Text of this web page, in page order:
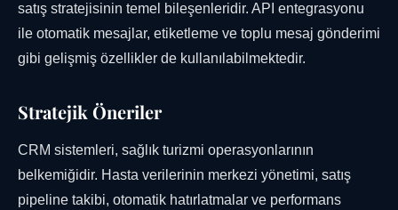
satış stratejisinin temel bileşenleridir. API entegrasyonu
ile otomatik mesajlar, etiketleme ve toplu mesaj gönderimi
gibi gelişmiş özellikler de kullanılabilmektedir.
Stratejik Öneriler
CRM sistemleri, sağlık turizmi operasyonlarının
belkemiğidir. Hasta verilerinin merkezi yönetimi, satış
pipeline takibi, otomatik hatırlatmalar ve performans